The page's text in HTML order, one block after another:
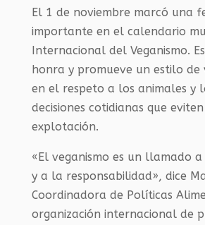
El 1 de noviembre marcó una
importante en el calendario
Internacional del Veganismo.
honra y promueve un estilo de
en el respeto a los animales y
decisiones cotidianas que eviten
explotación.
«El veganismo es un llamado
y a la responsabilidad», dice
Coordinadora de Políticas
organización internacional de